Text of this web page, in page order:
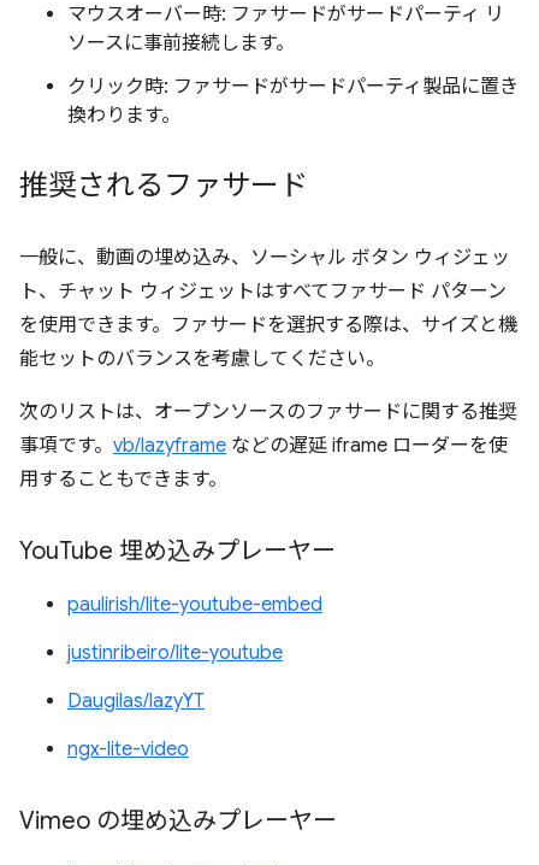
マウスオーバー時: ファサードがサードパーティ リ
ソースに事前接続します。
クリック時: ファサードがサードパーティ製品に置き
換わります。
推奨されるファサード
一般に、動画の埋め込み、ソーシャル ボタン ウィジェッ
ト、チャット ウィジェットはすべてファサード パターン
を使用できます。ファサードを選択する際は、サイズと機
能セットのバランスを考慮してください。
次のリストは、オープンソースのファサードに関する推奨
事項です。 vb/lazyframe などの遅延 iframe ローダーを使
用することもできます。
YouTube 埋め込みプレーヤー
paulirish/lite-youtube-embed
justinribeiro/lite-youtube
Daugilas/lazyYT
ngx-lite-video
Vimeo の埋め込みプレーヤー